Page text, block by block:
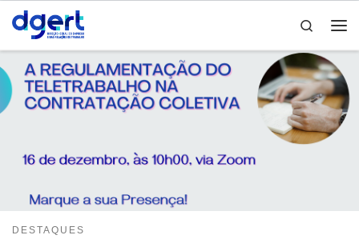
Skip to content
Search
DESTAQUES